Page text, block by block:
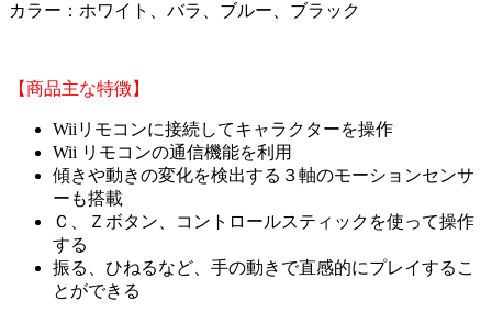
カラー：ホワイト、バラ、ブルー、ブラック
【商品主な特徴】
Wiiリモコンに接続してキャラクターを操作
Wii リモコンの通信機能を利用
傾きや動きの変化を検出する３軸のモーションセンサ
ーも搭載
Ｃ、Ｚボタン、コントロールスティックを使って操作
する
振る、ひねるなど、手の動きで直感的にプレイするこ
とができる